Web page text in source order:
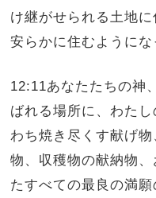
け継がせられる土地に
安らかに住むようにな
12:11あなたたちの神
ばれる場所に、わた
わち焼き尽くす献げ
物、収穫物の献納物
たすべての最良の満願